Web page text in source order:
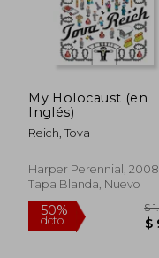
My Holocaust (en
Inglés)
Reich, Tova
Harper Perennial, 2008,
Tapa Blanda, Nuevo